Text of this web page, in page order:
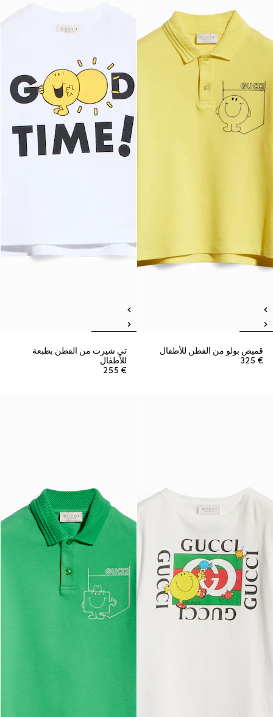
قميص بولو من القطن للأطفال
€ 325
تي شيرت من القطن بطبعة
للأطفال
€ 255